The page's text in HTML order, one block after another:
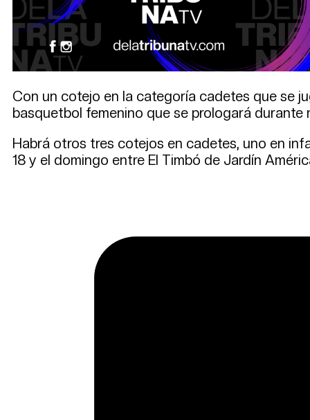
Con un cotejo en la categoría cadetes que se
basquetbol femenino que se prologará durante
Habrá otros tres cotejos en cadetes, uno en
18 y el domingo entre El Timbó de Jardín